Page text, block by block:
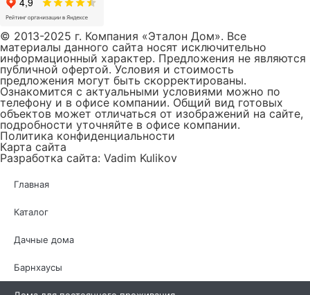
© 2013-2025 г. Компания «Эталон Дом». Все
материалы данного сайта носят исключительно
информационный характер. Предложения не являются
публичной офертой. Условия и стоимость
предложения могут быть скорректированы.
Ознакомится с актуальными условиями можно по
телефону и в офисе компании. Общий вид готовых
объектов может отличаться от изображений на сайте,
подробности уточняйте в офисе компании.
Политика конфиденциальности
Карта сайта
Разработка сайта: Vadim Kulikov
Главная
Каталог
Дачные дома
Барнхаусы